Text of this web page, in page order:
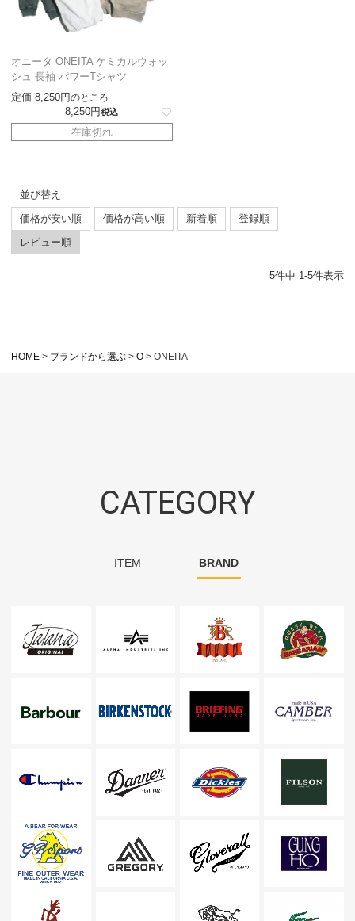
オニータ ONEITA ケミカルウォッ
シュ 長袖 パワーTシャツ
定価 8,250 のところ
8,250 税込
在庫切れ
並び替え
価格が安い順
価格が高い順 新着順
登録順
レビュー順
5件中 1-5件表示
HOME ブランドから選ぶ O ONEITA
CATEGORY
ITEM BRAND